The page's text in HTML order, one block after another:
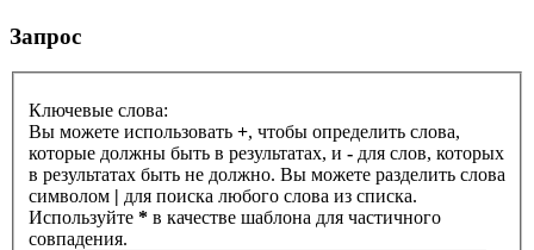
Запрос
Ключевые слова:
Вы можете использовать +, чтобы определить слова,
которые должны быть в результатах, и - для слов, которых
в результатах быть не должно. Вы можете разделить слова
символом | для поиска любого слова из списка.
Используйте * в качестве шаблона для частичного
совпадения.